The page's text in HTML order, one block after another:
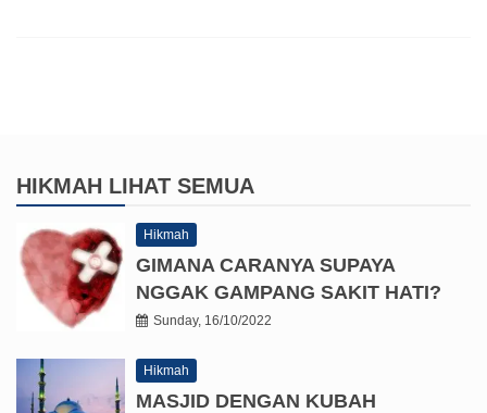
HIKMAH LIHAT SEMUA
Hikmah
GIMANA CARANYA SUPAYA
NGGAK GAMPANG SAKIT HATI?
Sunday, 16/10/2022
Hikmah
MASJID DENGAN KUBAH